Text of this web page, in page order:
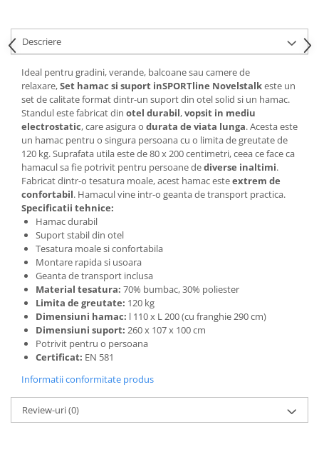
Descriere
Ideal pentru gradini, verande, balcoane sau camere de
relaxare,Set hamac si suport inSPORTline Novelstalkeste un
set de calitate format dintr-un suport din otel solid si un hamac.
Standul este fabricat din otel durabil,vopsit in mediu
electrostatic, care asigura o durata de viata lunga. Acesta este
un hamac pentru o singura persoana cu o limita de greutate de
120 kg. Suprafata utila este de 80 x 200 centimetri, ceea ce face ca
hamacul sa fie potrivit pentru persoane dediverse inaltimi.
Fabricat dintr-o tesatura moale, acest hamac esteextrem de
confortabil. Hamacul vine intr-o geanta de transport practica.
Specificatii tehnice:
Hamac durabil
Suport stabil din otel
Tesatura moale si confortabila
Montare rapida si usoara
Geanta de transport inclusa
Material tesatura: 70% bumbac, 30% poliester
Limita de greutate: 120 kg
Dimensiuni hamac: l 110 x L 200 (cu franghie 290 cm)
Dimensiuni suport: 260 x 107 x 100 cm
Potrivit pentru o persoana
Certificat: EN 581
Informatii conformitate produs
Review-uri(0)